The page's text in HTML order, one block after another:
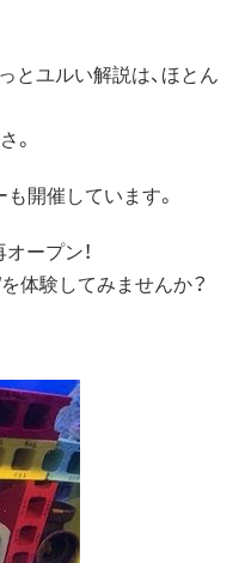
とユルい解説は、ほとん
。
開催しています。
ープン！
体験してみませんか？